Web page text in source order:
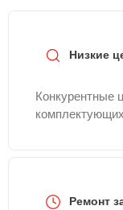
Низкие
Конкурентные
комплектующих
Ремонт